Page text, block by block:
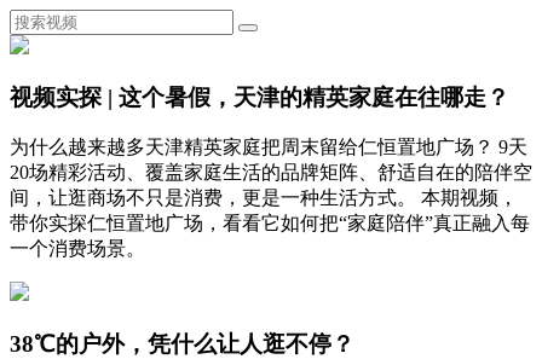
视频实探 | 这个暑假，天津的精英家庭在往哪走？
为什么越来越多天津精英家庭把周末留给仁恒置地广场？ 9天
20场精彩活动、覆盖家庭生活的品牌矩阵、舒适自在的陪伴空
间，让逛商场不只是消费，更是一种生活方式。 本期视频，
带你实探仁恒置地广场，看看它如何把“家庭陪伴”真正融入每
一个消费场景。
38℃的户外，凭什么让人逛不停？